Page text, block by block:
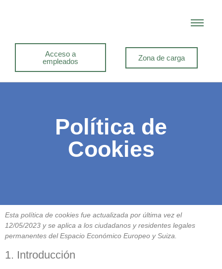
Acceso a
empleados
Zona de carga
Política de
Cookies
Esta política de cookies fue actualizada por última vez el
12/05/2023 y se aplica a los ciudadanos y residentes legales
permanentes del Espacio Económico Europeo y Suiza.
1. Introducción